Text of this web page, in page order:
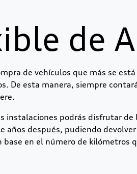
de
de vehículos que más se
De esta manera, siempre
instalaciones podrás disfrutar
años después, pudiendo
en el número de kilómetros